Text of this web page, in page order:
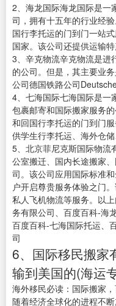
2、海龙国际海龙国际是一
司，拥有十五年的行业经
国行李托运的门到门一站
国家。该公司还提供运输
3、辛克物流辛克物流是进
的公司。但是，其主要业
公司德国铁路公司
4、七海国际七海国际是一
包裹邮寄和国际搬家服务
和回国行李托运的门到门
供学生行李托运、海外仓储
5、北京菲尼克斯国际物流
公室搬迁、国内长途搬家
司。该公司应用国际标准
户开启尊贵服务体验之门
私人飞机物流等服务。以
务有限公司、百度百科-海
百度百科-七海国际托运、
司
6、国际移民搬家
输到美国的(海运
海外移民必读：国际搬家
随着经济全球化的进程不